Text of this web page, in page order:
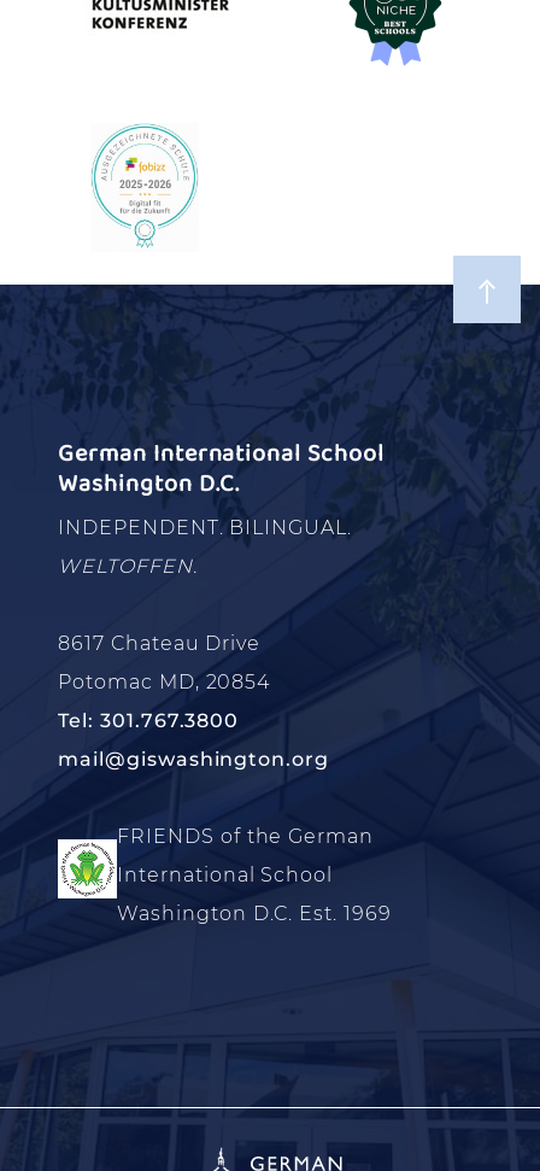
German International School
Washington D.C.
INDEPENDENT. BILINGUAL.
WELTOFFEN.
8617 Chateau Drive
Potomac MD, 20854
Tel: 301.767.3800
mail@giswashington.org
FRIENDS of the German
International School
Washington D.C. Est. 1969